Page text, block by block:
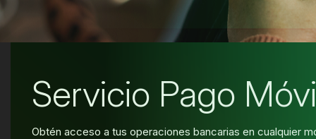
Servicio Pago
Obtén acceso a tus operaciones bancarias en cualquier